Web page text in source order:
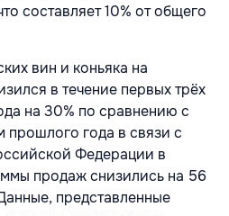
составляет 10% от общего
вин и коньяка на
в течение первых трёх
на 30% по сравнению с
года в связи с
Федерации в
продаж снизились на 56
представленные